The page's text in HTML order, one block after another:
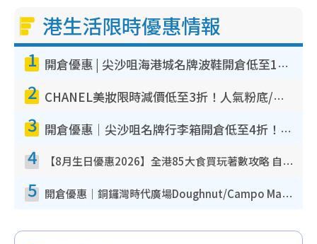
港生活限時優惠情報
1 開倉優惠 | 尖沙咀海港城名牌波鞋開倉低至1折！On鞋$899起／Joy&Peace鞋履$98起
2 CHANEL美妝限時減價低至3折！人氣粉底/唇膏/精華液低至$275！COCO香水都有平
3 開倉優惠｜尖沙咀名牌行李箱開倉低至4折！一連5日 American Tourister/ace./Hallmark $200起！
4 【8月生日優惠2026】全港85大食買玩著數攻略 自助餐/火鍋放題同行免費＋誠品/DONKI送現金券
5 開倉優惠｜銅鑼灣時代廣場Doughnut/Campo Marzio開倉低至1折！背囊、書包、手袋劈價$200起